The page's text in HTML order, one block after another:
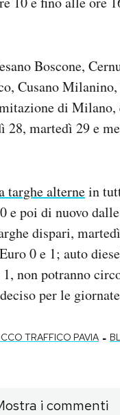
Boscone,
Cusano Milanino,
di
28, martedì 29 e
targhe alternein
e poi di nuovo
dispari,
0 e 1; auto
non potranno
per le
TRAFFICO PAVIA -
i commenti